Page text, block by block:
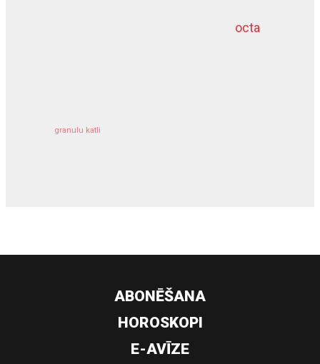
octa
granulu katli
dziļurbums
ABONĒŠANA
HOROSKOPI
E-AVĪZE